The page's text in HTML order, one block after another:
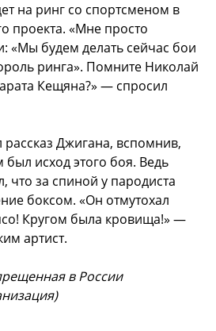
на ринг со спортсменом в
проекта. «Мне просто
«Мы будем делать сейчас бои
ринга». Помните Николай
Кещяна?» — спросил
Джигана, вспомнив,
исход этого боя. Ведь
что за спиной у пародиста
боксом. «Он отмутохал
Кругом была кровища!» —
артист.
в России